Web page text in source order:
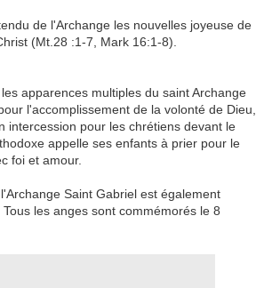
de l'Archange les nouvelles joyeuse de
(Mt.28 :1-7 Mark 16:1-8)
les apparences multiples du saintArchange
l'accomplissement de la volonté de Dieu
intercession pour les chrétiens devant le
appelle ses enfants à prier pour le
foi et amour.
Archange Saint Gabriel est également
Tous les anges sont commémorés le 8